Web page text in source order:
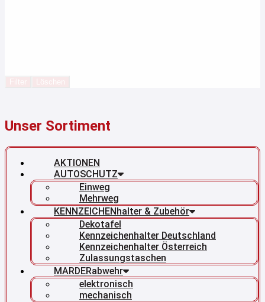
Unser Sortiment
AKTIONEN
AUTOSCHUTZ
Einweg
Mehrweg
KENNZEICHENhalter & Zubehör
Dekotafel
Kennzeichenhalter Deutschland
Kennzeichenhalter Österreich
Zulassungstaschen
MARDERabwehr
elektronisch
mechanisch